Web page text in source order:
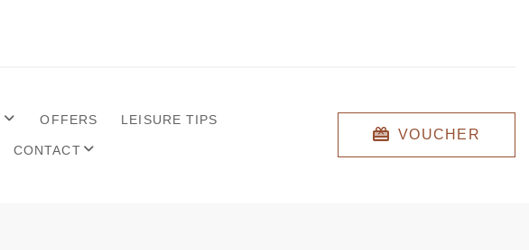
VOUCHER
OFFERS LEISURE TIPS
CONTACT